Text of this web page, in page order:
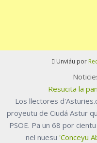
Unviáu por
Resucita la
Los llectores
proyeutu de Ciudá Astur
PSOE. Pa un 68 por
nel nuesu 'Conceyu